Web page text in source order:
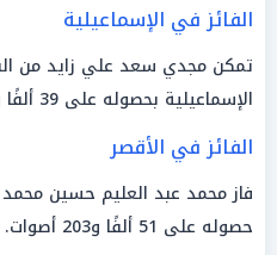
الفائز في الإسماعيلية
تمكن مجدي سعد علي زايد من
الإسماعيلية بحصوله على 39 ألفًا و216 صوتًا.
الفائز في الأقصر
فاز محمد عبد العليم حسين
حصوله على 51 ألفًا و203 أصوات.